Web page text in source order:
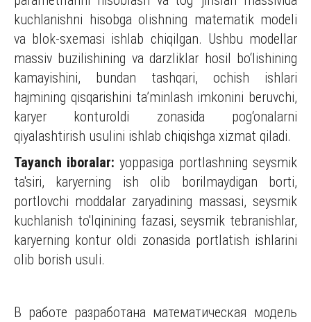
kuchlanishni hisobga olishning matematik modeli
va blok-sxemasi ishlab chiqilgan. Ushbu modellar
massiv buzilishining va darzliklar hosil bо‘lishining
kamayishini, bundan tashqari, ochish ishlari
hajmining qisqarishini ta’minlash imkonini beruvchi,
karyer konturoldi zonasida pog‘onalarni
qiyalashtirish usulini ishlab chiqishga xizmat qiladi.
Tayanch iboralar: yoppasiga portlashning seysmik
ta'siri, karyerning ish olib borilmaydigan borti,
portlovchi moddalar zaryadining massasi, seysmik
kuchlanish to'lqinining fazasi, seysmik tebranishlar,
karyerning kontur oldi zonasida portlatish ishlarini
olib borish usuli.
В работе разработана математическая модель